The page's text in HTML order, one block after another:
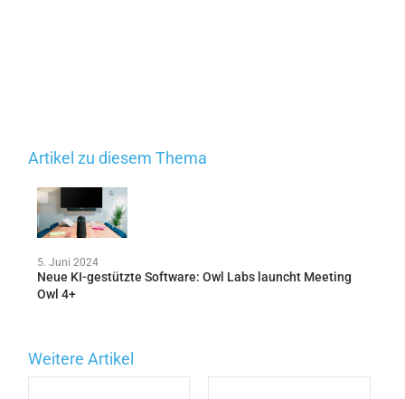
Artikel zu diesem Thema
5. Juni 2024
Neue KI-gestützte Software: Owl Labs launcht Meeting
Owl 4+
Weitere Artikel